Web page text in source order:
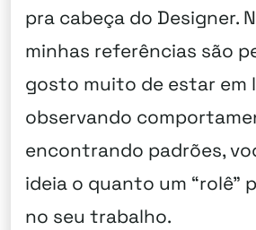
pra cabeça do Designer.
minhas referências são
gosto muito de estar em
observando
encontrando padrões,
ideia o quanto um “rolê”
no seu trabalho.